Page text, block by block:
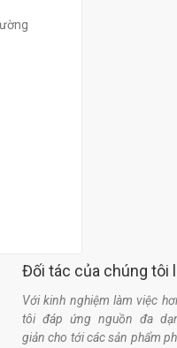
Đối tác của chúng tôi
Với kinh nghiệm làm việc
tôi đáp ứng nguồn đa
giản cho tới các sản phẩm